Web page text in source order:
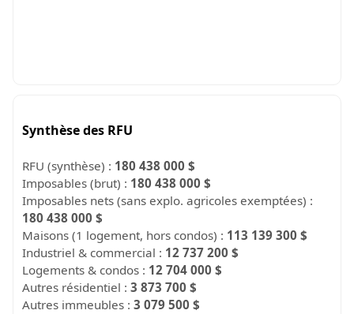
Synthèse des RFU
RFU (synthèse) : 180 438 000 $
Imposables (brut) : 180 438 000 $
Imposables nets (sans explo. agricoles exemptées) :
180 438 000 $
Maisons (1 logement, hors condos) : 113 139 300 $
Industriel & commercial : 12 737 200 $
Logements & condos : 12 704 000 $
Autres résidentiel :3 873 700 $
Autres immeubles :3 079 500 $